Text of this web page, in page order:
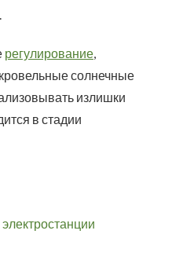
регулирование,
солнечные
излишки
в стадии